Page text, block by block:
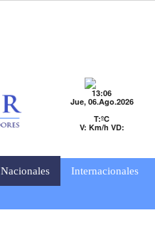
13:06
Jue, 06.Ago.2026
T:ºC
V: Km/h VD:
Nacionales Internacionales